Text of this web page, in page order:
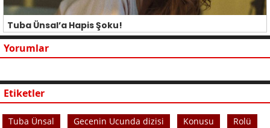
Tuba Ünsal’a Hapis Şoku!
Yorumlar
Etiketler
Tuba Ünsal Gecenin Ucunda dizisi Konusu Rolü